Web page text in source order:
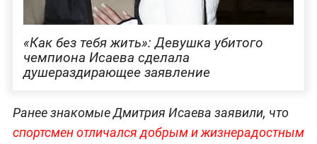
«Как без тебя жить»: Девушка убитого
чемпиона Исаева сделала
душераздирающее заявление
Ранее знакомые Дмитрия Исаева заявили, что
спортсмен отличался добрым и жизнерадостным